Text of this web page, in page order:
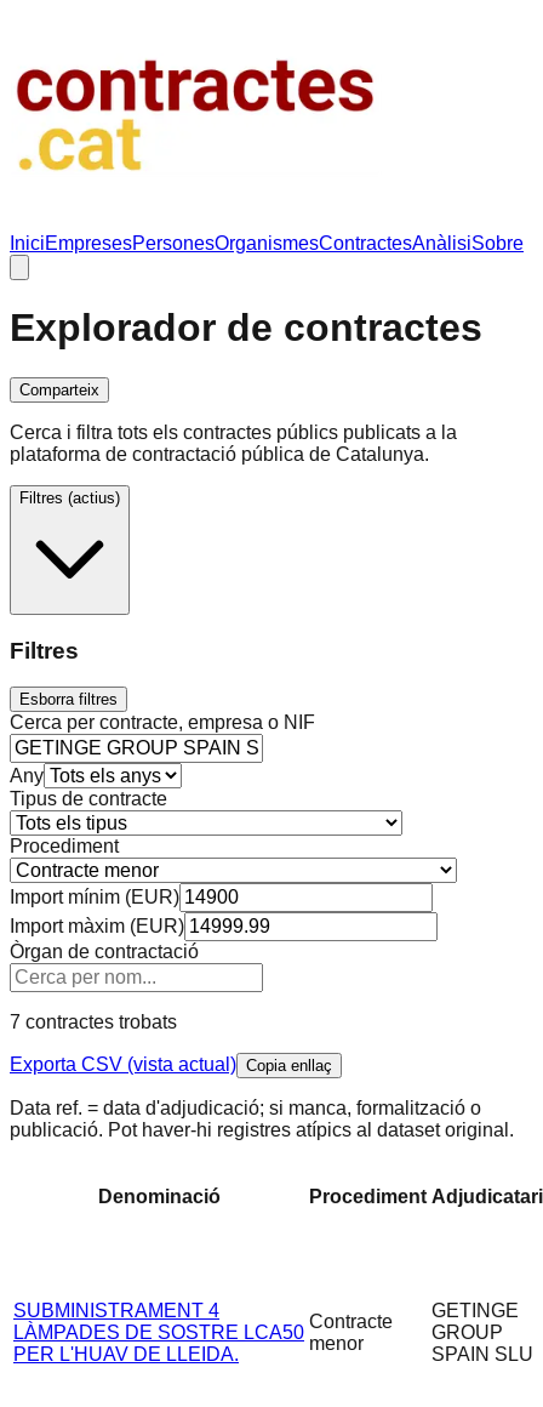
IniciEmpresesPersonesOrganismesContractesAnàlisiSobre
Explorador de contractes
Comparteix
Cerca i filtra tots els contractes públics publicats a la
plataforma de contractació pública de Catalunya.
Filtres (actius)
Filtres
Esborra filtres
Cerca per contracte, empresa o NIF
Any
Tipus de contracte
Procediment
Import mínim (EUR)
Import màxim (EUR)
Òrgan de contractació
7 contractes trobats
Exporta CSV (vista actual) Copia enllaç
Data ref. = data d'adjudicació; si manca, formalització o
publicació. Pot haver-hi registres atípics al dataset original.
Denominació Procediment Adjudicatari
SUBMINISTRAMENT 4
LÀMPADES DE SOSTRE LCA50
PER L'HUAV DE LLEIDA.
Contracte
menor
GETINGE
GROUP
SPAIN SLU